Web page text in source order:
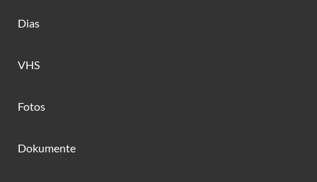
Dias
VHS
Fotos
Dokumente